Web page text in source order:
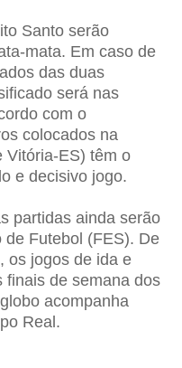
Santo serão
mata. Em caso de
das duas
será nas
com o
colocados na
Vitória-ES) têm o
e decisivo jogo.
partidas ainda serão
Futebol (FES). De
os jogos de ida e
finais de semana dos
acompanha
Real.